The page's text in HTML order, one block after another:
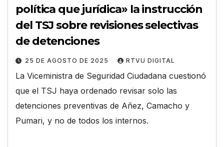
política que jurídica» la instrucción
del TSJ sobre revisiones selectivas
de detenciones
25 DE AGOSTO DE 2025 RTVU DIGITAL
La Viceministra de Seguridad Ciudadana cuestionó
que el TSJ haya ordenado revisar solo las
detenciones preventivas de Añez, Camacho y
Pumari, y no de todos los internos.